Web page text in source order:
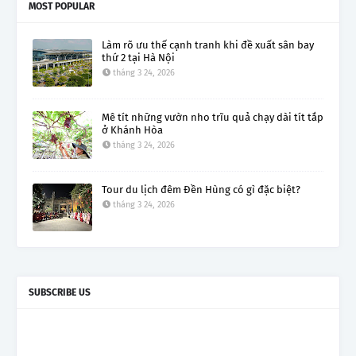
MOST POPULAR
Làm rõ ưu thế cạnh tranh khi đề xuất sân bay
thứ 2 tại Hà Nội
tháng 3 24, 2026
Mê tít những vườn nho trĩu quả chạy dài tít tắp
ở Khánh Hòa
tháng 3 24, 2026
Tour du lịch đêm Đền Hùng có gì đặc biệt?
tháng 3 24, 2026
SUBSCRIBE US